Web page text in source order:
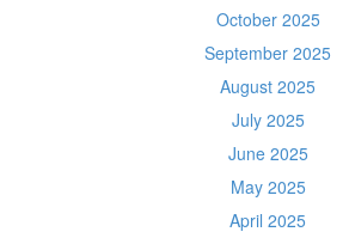
October 2025
September 2025
August 2025
July 2025
June 2025
May 2025
April 2025